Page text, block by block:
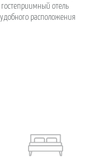
отель
расположения